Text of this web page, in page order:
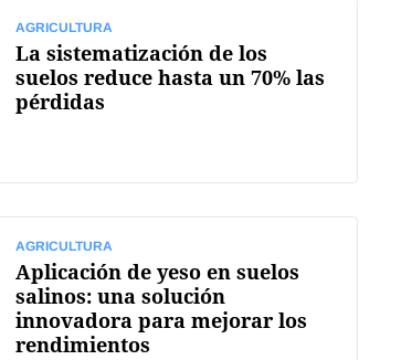
AGRICULTURA
La sistematización de los
suelos reduce hasta un 70% las
pérdidas
AGRICULTURA
Aplicación de yeso en suelos
salinos: una solución
innovadora para mejorar los
rendimientos